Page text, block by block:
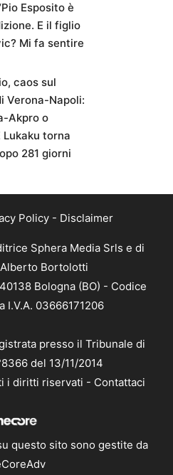
Esposito è
E il figlio
Mi fa sentire
caos sul
Verona-Napoli:
Akpro o
Lukaku torna
281 giorni
Policy- Disclaimer
Sphera Media Srls e di
Bortolotti
Bologna (BO) - Codice
I.V.A. 03666171206
presso il Tribunale di
del 13/11/2014
i diritti riservati - Contattaci
questo sito sono gestite da